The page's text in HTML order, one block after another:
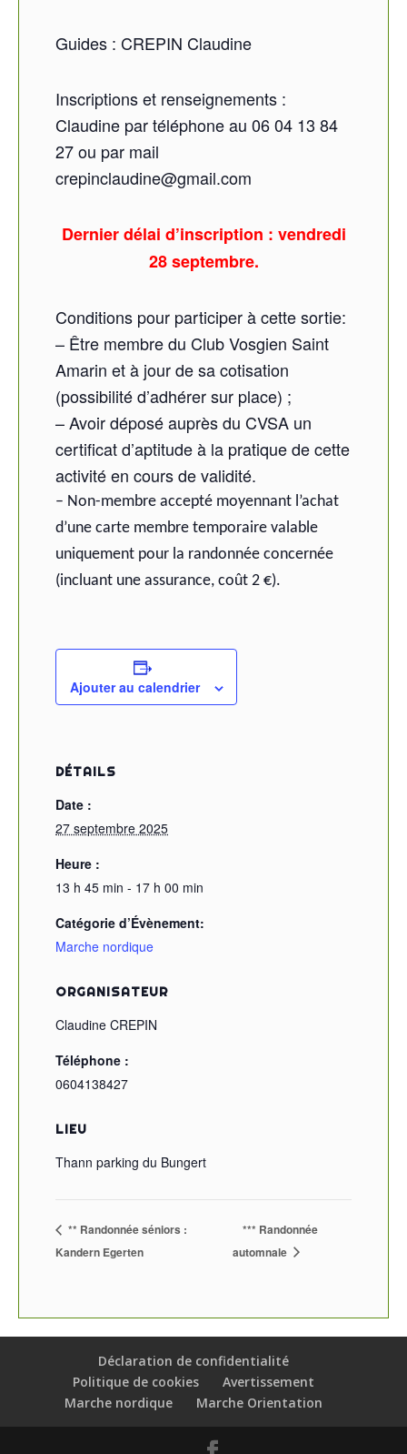
Guides : CREPIN Claudine
Inscriptions et renseignements :
Claudine par téléphone au 06 04 13 84
27 ou par mail
crepinclaudine@gmail.com
Dernier délai d’inscription : vendredi
28 septembre.
Conditions pour participer à cette sortie:
– Être membre du Club Vosgien Saint
Amarin et à jour de sa cotisation
(possibilité d’adhérer sur place) ;
– Avoir déposé auprès du CVSA un
certificat d’aptitude à la pratique de cette
activité en cours de validité.
– Non-membre accepté moyennant l’achat
d’une carte membre temporaire valable
uniquement pour la randonnée concernée
(incluant une assurance, coût 2 €).
Ajouter au calendrier
DÉTAILS
Date :
27 septembre 2025
Heure :
13 h 45 min - 17 h 00 min
Catégorie d’Évènement:
Marche nordique
LIEU
Thann parking du Bungert
ORGANISATEUR
Claudine CREPIN
Téléphone :
0604138427
** Randonnée séniors :
Kandern Egerten
*** Randonnée
automnale
Déclaration de confidentialité
Politique de cookies
Avertissement
Marche nordique
Marche Orientation